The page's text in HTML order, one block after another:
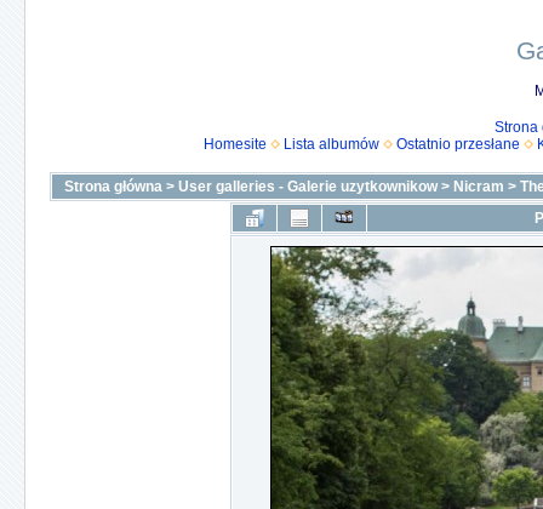
Strona
Homesite
Lista albumów Ostatnio przesłane
Strona główna > User galleries - Galerie uzytkownikow> Nicram >